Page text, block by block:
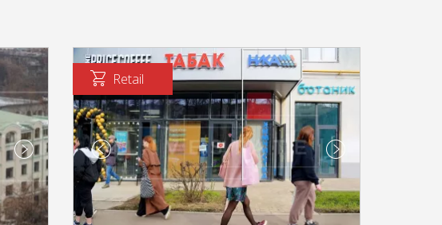
Retail